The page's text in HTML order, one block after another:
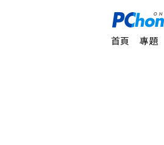
首頁 專題